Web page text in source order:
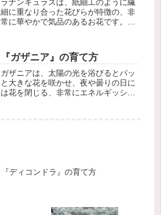
ラナンキュラスは、紙細工のように繊
細に重なり合った花びらが特徴の、非
常に華やかで気品のあるお花です。ラ
属名キンポウゲ科 / ラナンキュラス属
分類球...
『ガザニア』の育て方
ガザニアは、太陽の光を浴びるとパッ
と大きな花を咲かせ、夜や曇りの日に
は花を閉じる、非常にエネルギッシュ
『ディコンドラ』の育て方